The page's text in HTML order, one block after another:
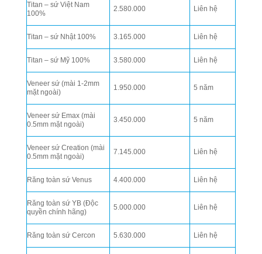
Titan – sứ Việt Nam
100%
2.580.000 Liên hệ
Titan – sứ Nhật 100% 3.165.000 Liên hệ
Titan – sứ Mỹ 100% 3.580.000 Liên hệ
Veneer sứ (mài 1-2mm
mặt ngoài)
1.950.000 5 năm
Veneer sứ Emax (mài
0.5mm mặt ngoài)
3.450.000 5 năm
Veneer sứ Creation (mài
0.5mm mặt ngoài)
7.145.000 Liên hệ
Răng toàn sứ Venus 4.400.000 Liên hệ
Răng toàn sứ YB (Độc
quyền chính hãng)
5.000.000 Liên hệ
Răng toàn sứ Cercon 5.630.000 Liên hệ